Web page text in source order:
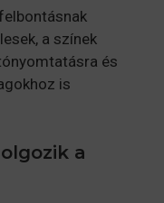
a színek
és
is
a